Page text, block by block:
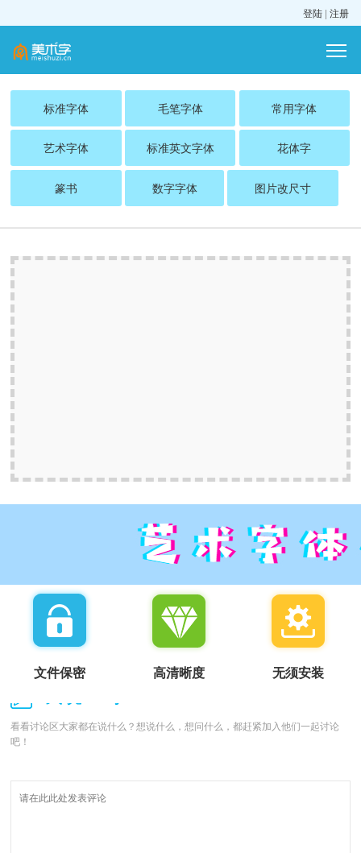
登陆 | 注册
标准字体 毛笔字体 常用字体
艺术字体 标准英文字体 花体字
篆书 数字字体 图片改尺寸
文件保密 高清晰度 无须安装
看看讨论区大家都在说什么？想说什么，想问什么，都赶紧加入他们一起讨论
吧！